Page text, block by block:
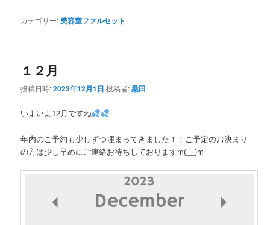
カテゴリー:美容室ファルセット
１２月
投稿日時:2023年12月1日 投稿者:桑田
いよいよ12月ですね
年内のご予約も少しずつ埋まってきました！！ご予定のお決まり
の方は少し早めにご連絡お待ちしておりますm(__)m